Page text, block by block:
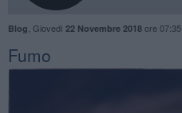
Blog Giovedì 22 Novembre 2018ore 07:35
Fumo